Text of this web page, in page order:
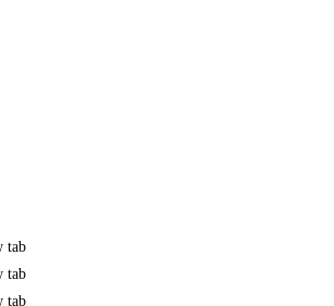
tab
tab
tab